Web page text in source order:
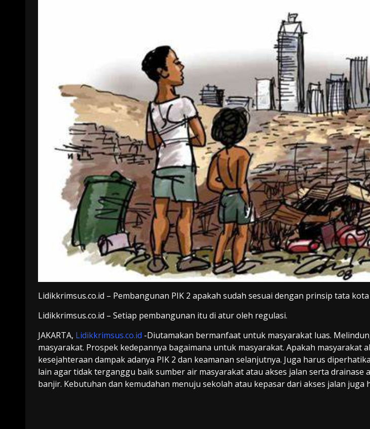
Lidikkrimsus.co.id – Pembangunan PIK 2 apakah sudah sesuai dengan prinsip tata
Lidikkrimsus.co.id – Setiap pembangunan itu di atur oleh regulasi.
JAKARTA, Lidikkrimsus.co.id -Diutamakan bermanfaat untuk masyarakat luas.
masyarakat. Prospek kedepannya bagaimana untuk masyarakat. Apakah masyarakat
kesejahteraan dampak adanya PIK 2 dan keamanan selanjutnya. Juga harus
lain agar tidak terganggu baik sumber air masyarakat atau akses jalan serta drainase
banjir. Kebutuhan dan kemudahan menuju sekolah atau kepasar dari akses jalan juga